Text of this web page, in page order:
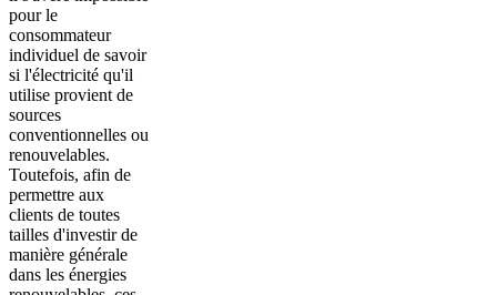
pour le
consommateur
individuel de savoir
si l'électricité qu'il
utilise provient de
sources
conventionnelles ou
renouvelables.
Toutefois, afin de
permettre aux
clients de toutes
tailles d'investir de
manière générale
dans les énergies